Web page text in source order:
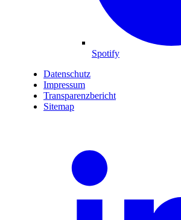
Spotify
Datenschutz
Impressum
Transparenzbericht
Sitemap